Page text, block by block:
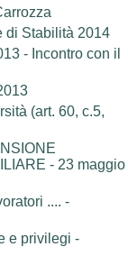
di Stabilità 2014
- Incontro con il
(art. 60, c.5,
- 23 maggio
.... -
e privilegi -